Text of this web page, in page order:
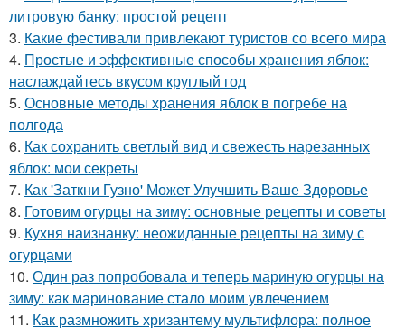
литровую банку: простой рецепт
3. Какие фестивали привлекают туристов со всего мира
4. Простые и эффективные способы хранения яблок:
наслаждайтесь вкусом круглый год
5. Основные методы хранения яблок в погребе на
полгода
6. Как сохранить светлый вид и свежесть нарезанных
яблок: мои секреты
7. Как 'Заткни Гузно' Может Улучшить Ваше Здоровье
8. Готовим огурцы на зиму: основные рецепты и советы
9. Кухня наизнанку: неожиданные рецепты на зиму с
огурцами
10. Один раз попробовала и теперь мариную огурцы на
зиму: как маринование стало моим увлечением
11. Как размножить хризантему мультифлора: полное